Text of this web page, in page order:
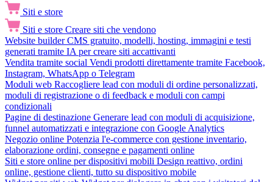
Siti e store
Siti e store Creare siti che vendono
Website builder CMS gratuito, modelli, hosting, immagini e testi
generati tramite IA per creare siti accattivanti
Vendita tramite social Vendi prodotti direttamente tramite Facebook,
Instagram, WhatsApp o Telegram
Moduli web Raccogliere lead con moduli di ordine personalizzati,
moduli di registrazione o di feedback e moduli con campi
condizionali
Pagine di destinazione Generare lead con moduli di acquisizione,
funnel automatizzati e integrazione con Google Analytics
Negozio online Potenzia l'e-commerce con gestione inventario,
elaborazione ordini, consegne e pagamenti online
Siti e store online per dispositivi mobili Design reattivo, ordini
online, gestione clienti, tutto su dispositivo mobile